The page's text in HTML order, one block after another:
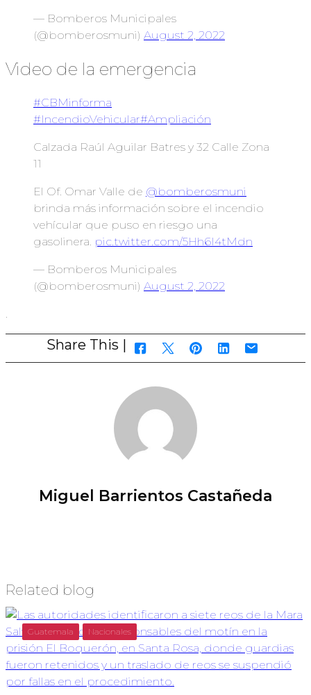
— Bomberos Municipales
(@bomberosmuni) August 2, 2022
Video de la emergencia
#CBMinforma
#IncendioVehicular#Ampliación
Calzada Raúl Aguilar Batres y 32 Calle Zona
11
El Of. Omar Valle de @bomberosmuni
brinda más información sobre el incendio
vehícular que puso en riesgo una
gasolinera. pic.twitter.com/5Hh6I4tMdn
— Bomberos Municipales
(@bomberosmuni) August 2, 2022
Share This |
Miguel Barrientos Castañeda
Related blog
Guatemala Nacionales